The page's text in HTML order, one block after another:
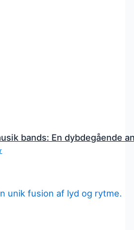
bands: En dybdegående